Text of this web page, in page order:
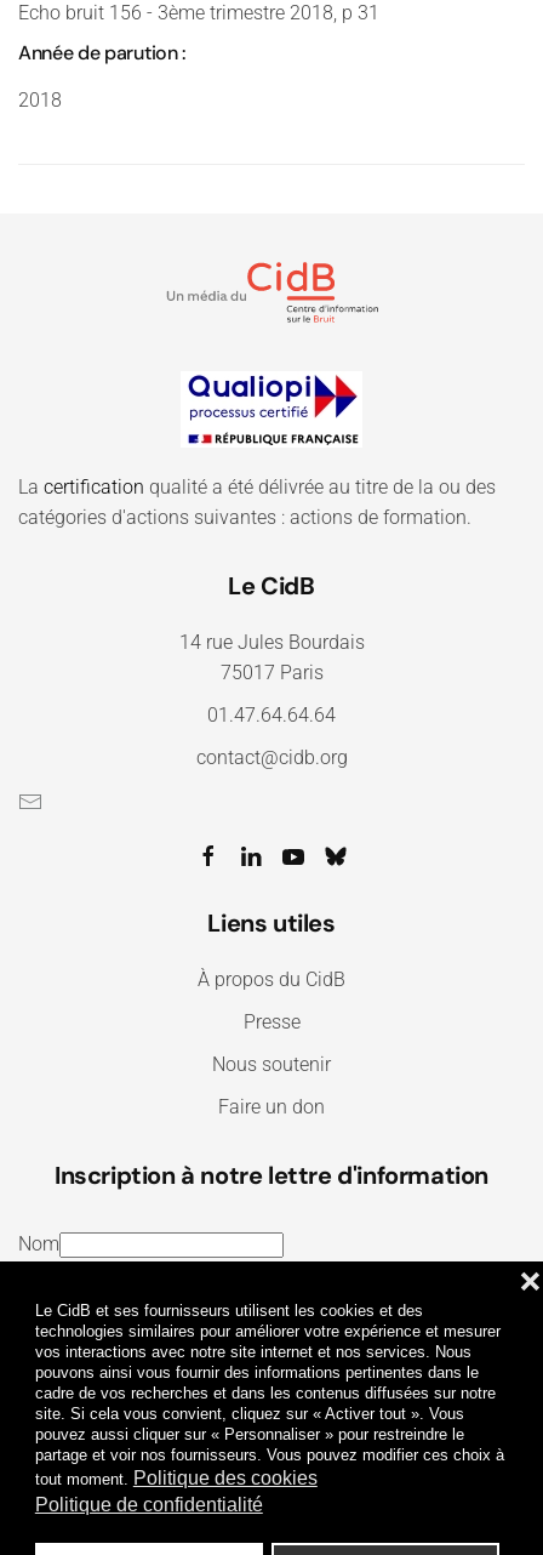
Le CidB et ses fournisseurs utilisent les cookies et des
technologies similaires pour améliorer votre expérience et mesurer
vos interactions avec notre site internet et nos services. Nous
pouvons ainsi vous fournir des informations pertinentes dans le
cadre de vos recherches et dans les contenus diffusées sur notre
site. Si cela vous convient, cliquez sur « Activer tout ». Vous
pouvez aussi cliquer sur « Personnaliser » pour restreindre le
partage et voir nos fournisseurs. Vous pouvez modifier ces choix à
tout moment. Politique des cookies
Politique de confidentialité
❌
Echo bruit 156 - 3ème trimestre 2018, p 31
Année de parution :
2018
La certification qualité a été délivrée au titre de la ou des
catégories d'actions suivantes : actions de formation.
Le CidB
14 rue Jules Bourdais
75017 Paris
01.47.64.64.64
contact@cidb.org
Liens utiles
À propos du CidB
Presse
Nous soutenir
Faire un don
Inscription à notre lettre d'information
Nom
J’ai lu et j’accepte lesTermes et conditionset la
Politique de confidentialité
Je m'abonne